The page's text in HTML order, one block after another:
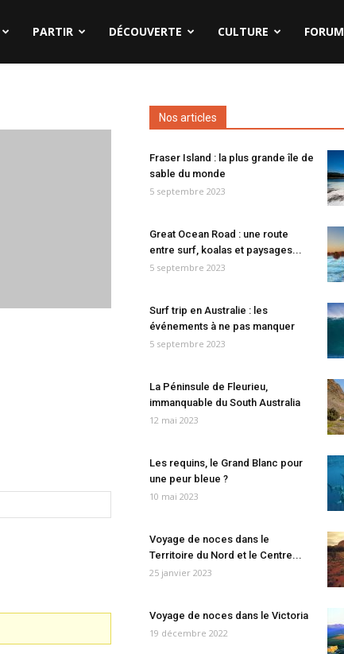
PARTIR DÉCOUVERTE CULTURE FORUM
Nos articles
Fraser Island : la plus grande île de
sable du monde
5 septembre 2023
Great Ocean Road : une route
entre surf, koalas et paysages...
5 septembre 2023
Surf trip en Australie : les
événements à ne pas manquer
5 septembre 2023
La Péninsule de Fleurieu,
immanquable du South Australia
12 mai 2023
Les requins, le Grand Blanc pour
une peur bleue ?
10 mai 2023
Voyage de noces dans le
Territoire du Nord et le Centre...
25 janvier 2023
Voyage de noces dans le Victoria
19 décembre 2022